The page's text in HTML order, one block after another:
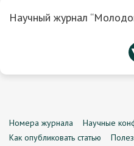
Научный журнал
Номера журнала Научные
Как опубликовать статью